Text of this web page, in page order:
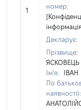
1
номер:
Декларує:
Прізвище:
ЯСКОВЕЦЬ
Ім'я:
ІВАН
По
наявності):